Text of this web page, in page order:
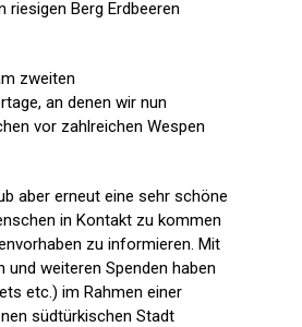
Berg Erdbeeren
zweiten
an denen wir nun
vor zahlreichen Wespen
aber erneut eine sehr schöne
in Kontakt zu kommen
zu informieren. Mit
weiteren Spenden haben
etc.) im Rahmen einer
südtürkischen Stadt